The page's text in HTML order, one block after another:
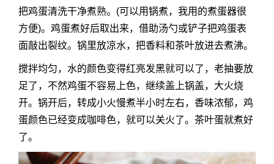
把鸡蛋清洗干净煮熟。(可以用锅煮，我用的煮蛋器很
方便)。鸡蛋煮好后取出来，借助汤勺或铲子把鸡蛋表
面敲出裂纹。锅里放凉水，把香料和茶叶放进去煮沸。
搅拌均匀，水的颜色变得红亮发黑就可以了，老抽要放
足了，不然鸡蛋不容易上色，继续盖上锅盖，大火烧
开。锅开后，转成小火慢煮半小时左右，香味浓郁，鸡
蛋颜色已经变成咖啡色，就可以关火了。茶叶蛋就煮好
了。